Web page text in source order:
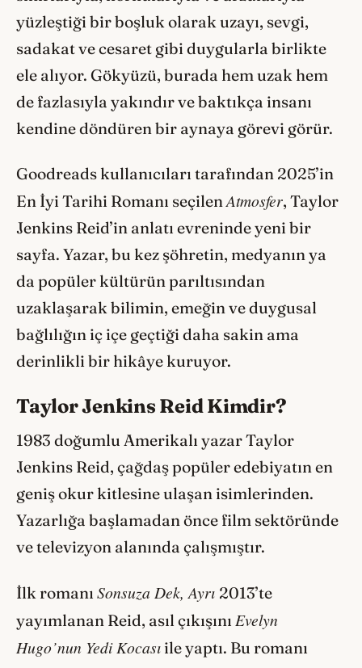
yüzleştiği bir boşluk olarak uzayı, sevgi,
sadakat ve cesaret gibi duygularla birlikte
ele alıyor. Gökyüzü, burada hem uzak hem
de fazlasıyla yakındır ve baktıkça insanı
kendine döndüren bir aynaya görevi görür.
Goodreads kullanıcıları tarafından 2025’in
En İyi Tarihi Romanı seçilenAtmosfer, Taylor
Jenkins Reid’in anlatı evreninde yeni bir
sayfa. Yazar, bu kez şöhretin, medyanın ya
da popüler kültürün parıltısından
uzaklaşarak bilimin, emeğin ve duygusal
bağlılığın iç içe geçtiği daha sakin ama
derinlikli bir hikâye kuruyor.
Taylor Jenkins Reid Kimdir?
1983 doğumlu Amerikalı yazar Taylor
Jenkins Reid, çağdaş popüler edebiyatın en
geniş okur kitlesine ulaşan isimlerinden.
Yazarlığa başlamadan önce film sektöründe
ve televizyon alanında çalışmıştır.
İlk romanı Sonsuza Dek, Ayrı 2013’te
yayımlanan Reid, asıl çıkışını Evelyn
Hugo’nun Yedi Kocası ile yaptı. Bu romanı